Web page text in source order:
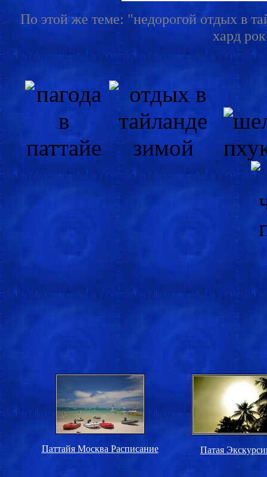
По этой же теме: "недорогой отдых в
хард
Паттайя Москва Расписание Патая